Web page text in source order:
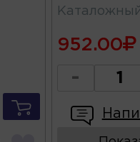
952.00
-